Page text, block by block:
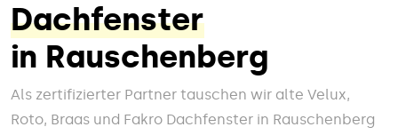
Dachfenster
in Rauschenberg
Als zertifizierter Partner tauschen wir alte Velux,
Roto, Braas und Fakro Dachfenster in Rauschenberg